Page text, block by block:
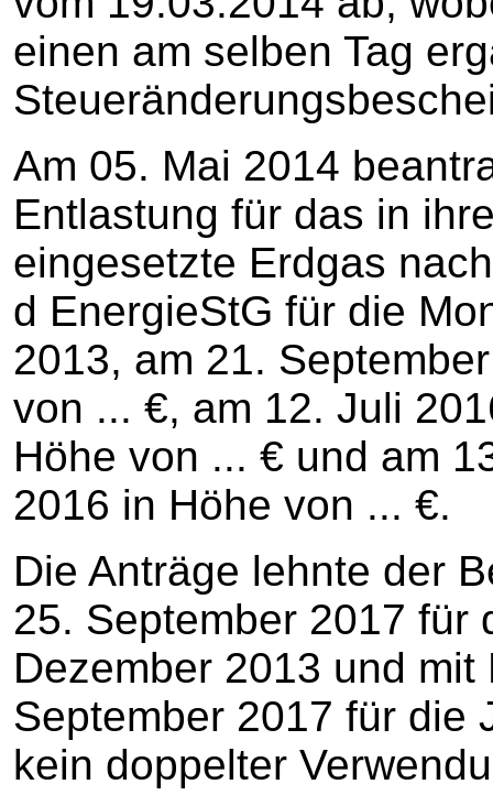
einen am selben Tag
Am 05. Mai 2014
Entlastung für das in
eingesetzte Erdgas
d EnergieStG für die
2013, am 21.
von ... €, am 12. Juli
Höhe von ... € und am
2016 in Höhe von ... €.
Die Anträge lehnte der
25. September 2017 für
Dezember 2013 und
September 2017 für die
kein doppelter